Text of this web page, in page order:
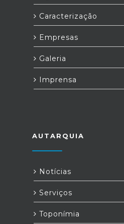
Caracterização
Empresas
Galeria
Imprensa
AUTARQUIA
Notícias
Serviços
Toponímia